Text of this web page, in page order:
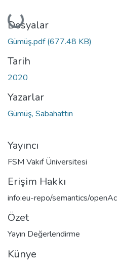
Yükleniyor...
Dosyalar
Gümüş.pdf(677.48 KB)
Tarih
2020
Yazarlar
Gümüş, Sabahattin
Yayıncı
FSM Vakıf Üniversitesi
Erişim Hakkı
info:eu-repo/semantics/
Özet
Yayın Değerlendirme
Künye